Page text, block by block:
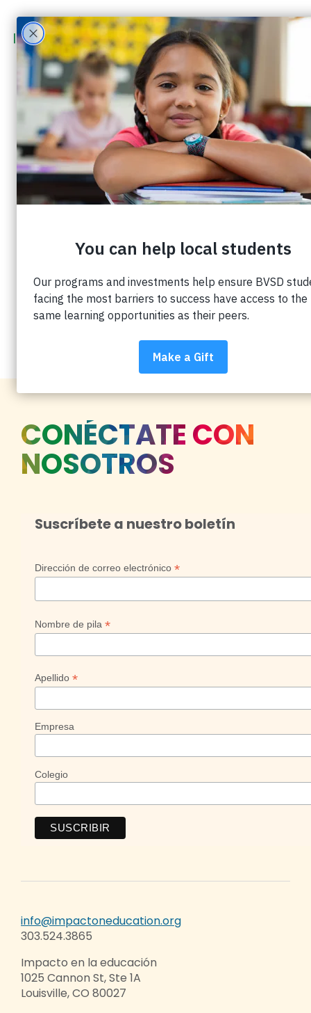
Marcia Segall
Fideicomisario
Fundación Catalyze Partners
CONÉCTATE CON
NOSOTROS
Suscríbete a nuestro boletín
Dirección de correo electrónico *
Nombre de pila *
Apellido *
Empresa
Colegio
info@impactoneducation.org
303.524.3865
Impacto en la educación
1025 Cannon St, Ste 1A
Louisville, CO 80027